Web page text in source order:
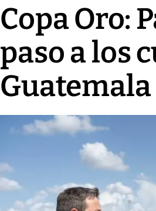
Copa Oro:
paso a los
Guatemala